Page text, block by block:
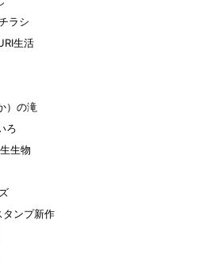
ラシ
生活
）の滝
ろ
生物
ンプ新作